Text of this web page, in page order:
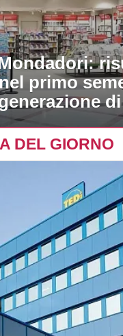
primo
DEL GIORNO